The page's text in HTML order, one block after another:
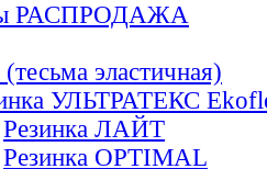
РАСПРОДАЖА
эластичная)
УЛЬТРАТЕКС
Резинка ЛАЙТ
Резинка OPTIMAL